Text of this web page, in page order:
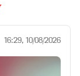
16:29, 10/08/2026